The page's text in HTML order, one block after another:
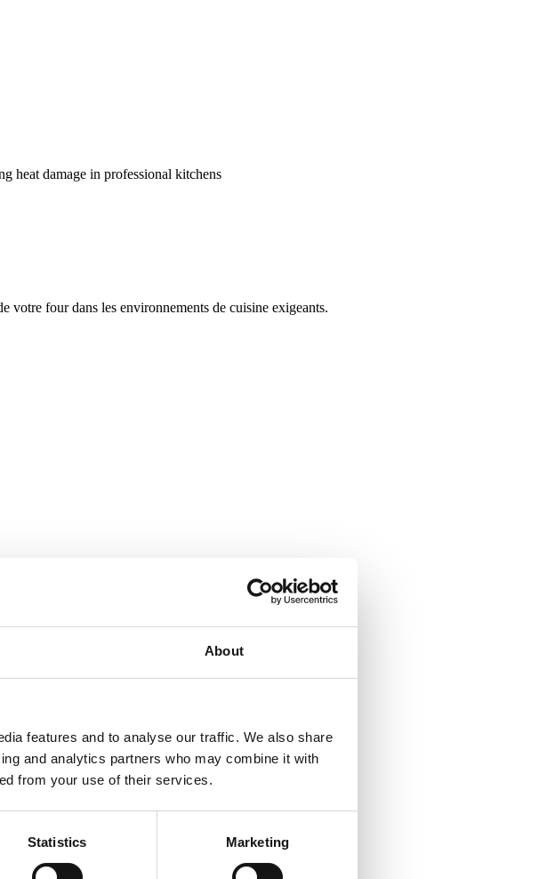
About
features and to analyse our traffic. We also share
and analytics partners who may combine it with
from your use of their services.
Statistics Marketing
votre four dans les environnements de cuisine exigeants.